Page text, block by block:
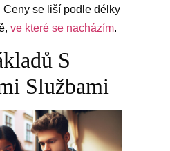
Ceny se liší podle délky
ve které se nacházím.
S
Službami